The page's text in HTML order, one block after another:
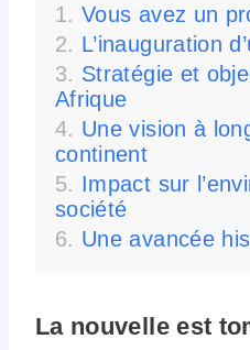
Vous avez un
L’inauguration
Stratégie et
Afrique
Une vision à
continent
Impact sur
société
Une avancée
La nouvelle est